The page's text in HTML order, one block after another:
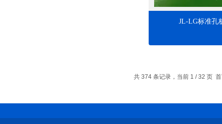
JL-LG标准孔
共 374 条记录，当前 1 / 32 页